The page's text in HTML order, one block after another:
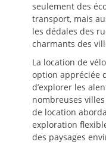
seulement des
transport, mais
les dédales des
charmants des
La location de
option appréciée
d’explorer les
nombreuses
de location
exploration
des paysages